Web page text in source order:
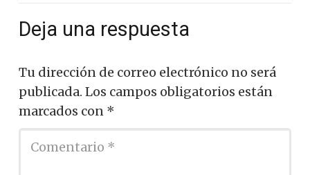
Deja una respuesta
Tu dirección de correo electrónico no será
publicada. Los campos obligatorios están
marcados con *